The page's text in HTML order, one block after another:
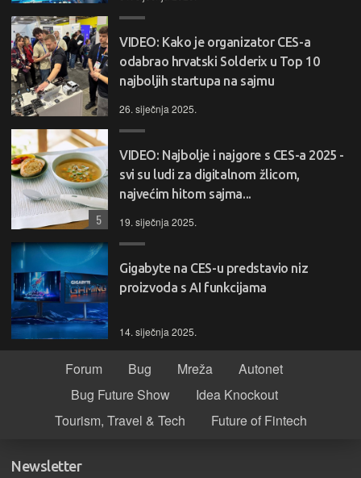
VIDEO: Kako je organizator CES-a
odabrao hrvatski Solderix u Top 10
najboljih startupa na sajmu
26. siječnja 2025.
VIDEO: Najbolje i najgore s CES-a 2025 -
svi su ludi za digitalnom žlicom,
najvećim hitom sajma...
19. siječnja 2025.
5
Gigabyte na CES-u predstavio niz
proizvoda s AI funkcijama
14. siječnja 2025.
Forum Bug Mreža
Autonet
Bug Future Show
Idea Knockout
Tourism, Travel & Tech
Future of Fintech
Newsletter